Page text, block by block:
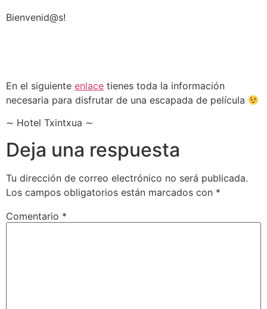
Bienvenid@s!
En el siguiente enlace tienes toda la información
necesaria para disfrutar de una escapada de película
∼ Hotel Txintxua ∼
Deja una respuesta
Tu dirección de correo electrónico no será publicada.
Los campos obligatorios están marcados con *
Comentario *